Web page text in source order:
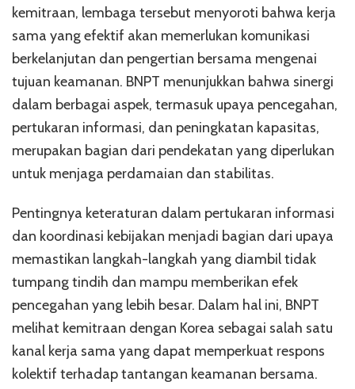
kemitraan, lembaga tersebut menyoroti bahwa kerja
sama yang efektif akan memerlukan komunikasi
berkelanjutan dan pengertian bersama mengenai
tujuan keamanan. BNPT menunjukkan bahwa sinergi
dalam berbagai aspek, termasuk upaya pencegahan,
pertukaran informasi, dan peningkatan kapasitas,
merupakan bagian dari pendekatan yang diperlukan
untuk menjaga perdamaian dan stabilitas.
Pentingnya keteraturan dalam pertukaran informasi
dan koordinasi kebijakan menjadi bagian dari upaya
memastikan langkah-langkah yang diambil tidak
tumpang tindih dan mampu memberikan efek
pencegahan yang lebih besar. Dalam hal ini, BNPT
melihat kemitraan dengan Korea sebagai salah satu
kanal kerja sama yang dapat memperkuat respons
kolektif terhadap tantangan keamanan bersama.